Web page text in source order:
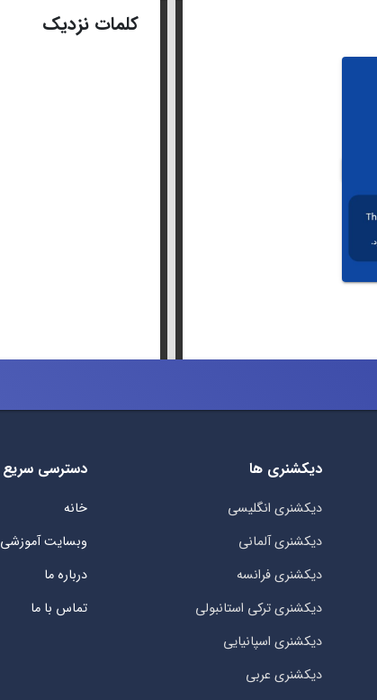
کلمات نزدیک
دیکشنری ها
دیکشنری انگلیسی
دیکشنری آلمانی
دیکشنری فرانسه
دیکشنری ترکی استانبولی
دیکشنری اسپانیایی
دیکشنری عربی
دسترسی سریع
خانه
وبسایت آموزشی
درباره ما
تماس با ما